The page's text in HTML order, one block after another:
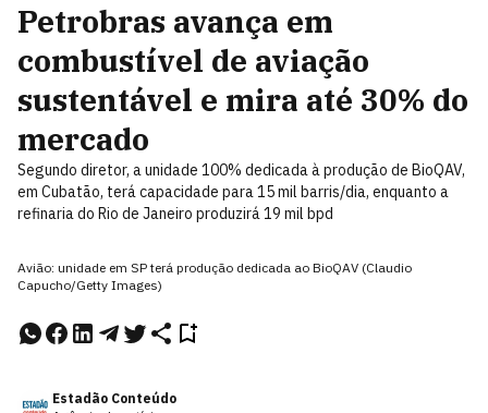
Petrobras avança em
combustível de aviação
sustentável e mira até 30% do
mercado
Segundo diretor, a unidade 100% dedicada à produção de BioQAV,
em Cubatão, terá capacidade para 15 mil barris/dia, enquanto a
refinaria do Rio de Janeiro produzirá 19 mil bpd
Avião: unidade em SP terá produção dedicada ao BioQAV (Claudio
Capucho/Getty Images)
Estadão Conteúdo